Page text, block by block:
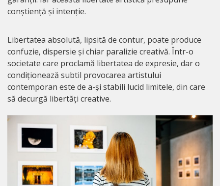
conștiență și intenție.
Libertatea absolută, lipsită de contur, poate produce
confuzie, dispersie și chiar paralizie creativă. Într-o
societate care proclamă libertatea de expresie, dar o
condiționează subtil provocarea artistului
contemporan este de a-și stabili lucid limitele, din care
să decurgă libertăți creative.